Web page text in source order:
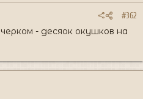
#362
- десяок окушков на